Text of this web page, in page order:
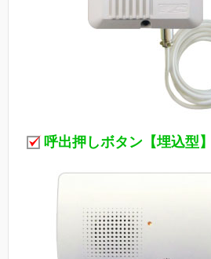
呼出押しボタン【埋込型】